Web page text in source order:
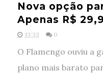
Nova opção
Apenas R$
13:33 0
O Flamengo ouviu a
plano mais barato